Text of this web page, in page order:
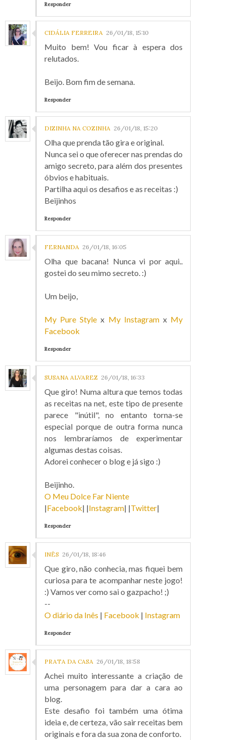
Responder
CIDÁLIA FERREIRA 26/01/18, 15:10
Muito bem! Vou ficar à espera dos
relutados.
Beijo. Bom fim de semana.
Responder
DIZINHA NA COZINHA 26/01/18, 15:20
Olha que prenda tão gira e original.
Nunca sei o que oferecer nas prendas do
amigo secreto, para além dos presentes
óbvios e habituais.
Partilha aqui os desafios e as receitas :)
Beijinhos
Responder
FERNANDA 26/01/18, 16:05
Olha que bacana! Nunca vi por aqui..
gostei do seu mimo secreto. :)
Um beijo,
My Pure Stylex My Instagram x My
Facebook
Responder
SUSANA ALVAREZ 26/01/18, 16:33
Que giro! Numa altura que temos todas
as receitas na net, este tipo de presente
parece "inútil", no entanto torna-se
especial porque de outra forma nunca
nos lembraríamos de experimentar
algumas destas coisas.
Adorei conhecer o blog e já sigo :)
Beijinho.
O Meu Dolce Far Niente
|Facebook| |Instagram| |Twitter|
Responder
INÊS 26/01/18, 18:46
Que giro, não conhecia, mas fiquei bem
curiosa para te acompanhar neste jogo!
:) Vamos ver como sai o gazpacho! ;)
--
O diário da Inês | Facebook | Instagram
Responder
PRATA DA CASA 26/01/18, 18:58
Achei muito interessante a criação de
uma personagem para dar a cara ao
blog.
Este desafio foi também uma ótima
ideia e, de certeza, vão sair receitas bem
originais e fora da sua zona de conforto.